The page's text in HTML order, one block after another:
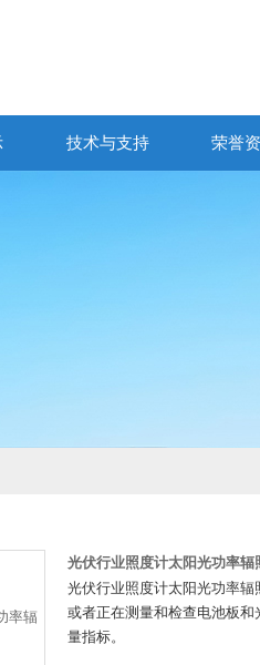
技术与支持 荣誉
光伏行业照度计太阳光功率辐
光伏行业照度计太阳光功率辐
或者正在测量和检查电池板
量指标。